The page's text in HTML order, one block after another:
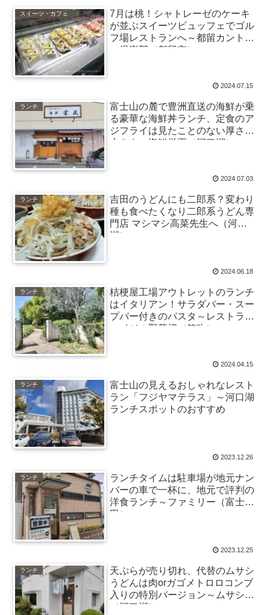
スイーツ・カフェ
7月は桃！シャトレーゼのケーキ
が並ぶスイーツビュッフェでゴル
フ場レストランへ～都留カントリ
ー倶楽部（都留市）
2024.07.15
ランチ
富士山の麓で豊洲直送の海鮮が乗
る豪華な海鮮丼ランチ、定食のア
ジフライは見たことのない厚さと
大きさ～海鮮栄正（河口湖）
2024.07.03
ランチ
吉田のうどんにも二郎系？変わり
種も食べたくなり二郎系うどん専
門店 マシマシ高菜先生へ（河口
湖）
2024.06.18
ランチ
桔梗屋工場アウトレットのランチ
はイタリアン！サラダバー・スー
プバー付きのパスタ～レストラン
ハイジの野菜畑（笛吹）
2024.04.15
ランチ
富士山の見えるおしゃれなレスト
ラン「フジヤマテラス」～河口湖
ランチスポットのおすすめ
2023.12.26
ランチ
ランチタイムは駐車場が地元ナン
バーの車で一杯に、地元で評判の
洋食ランチ～ファミリー（富士吉
田）
2023.12.25
ランチ
天ぷらが売り切れ、代替のムサシ
うどんは肉orガゴメトロロコンブ
入りの特別バージョン～ムサシ
（河口湖）